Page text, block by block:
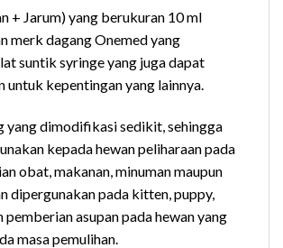
+ Jarum) yang berukuran 10 ml
merk dagang Onemed yang
suntik syringe yang juga dapat
untuk kepentingan yang lainnya.
yang dimodifikasi sedikit, sehingga
kepada hewan peliharaan pada
obat, makanan, minuman maupun
dipergunakan pada kitten, puppy,
pemberian asupan pada hewan yang
masa pemulihan.